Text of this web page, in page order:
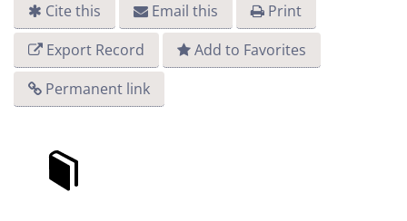
Cite this Email this
Print
Export Record
Add to Favorites
Permanent link